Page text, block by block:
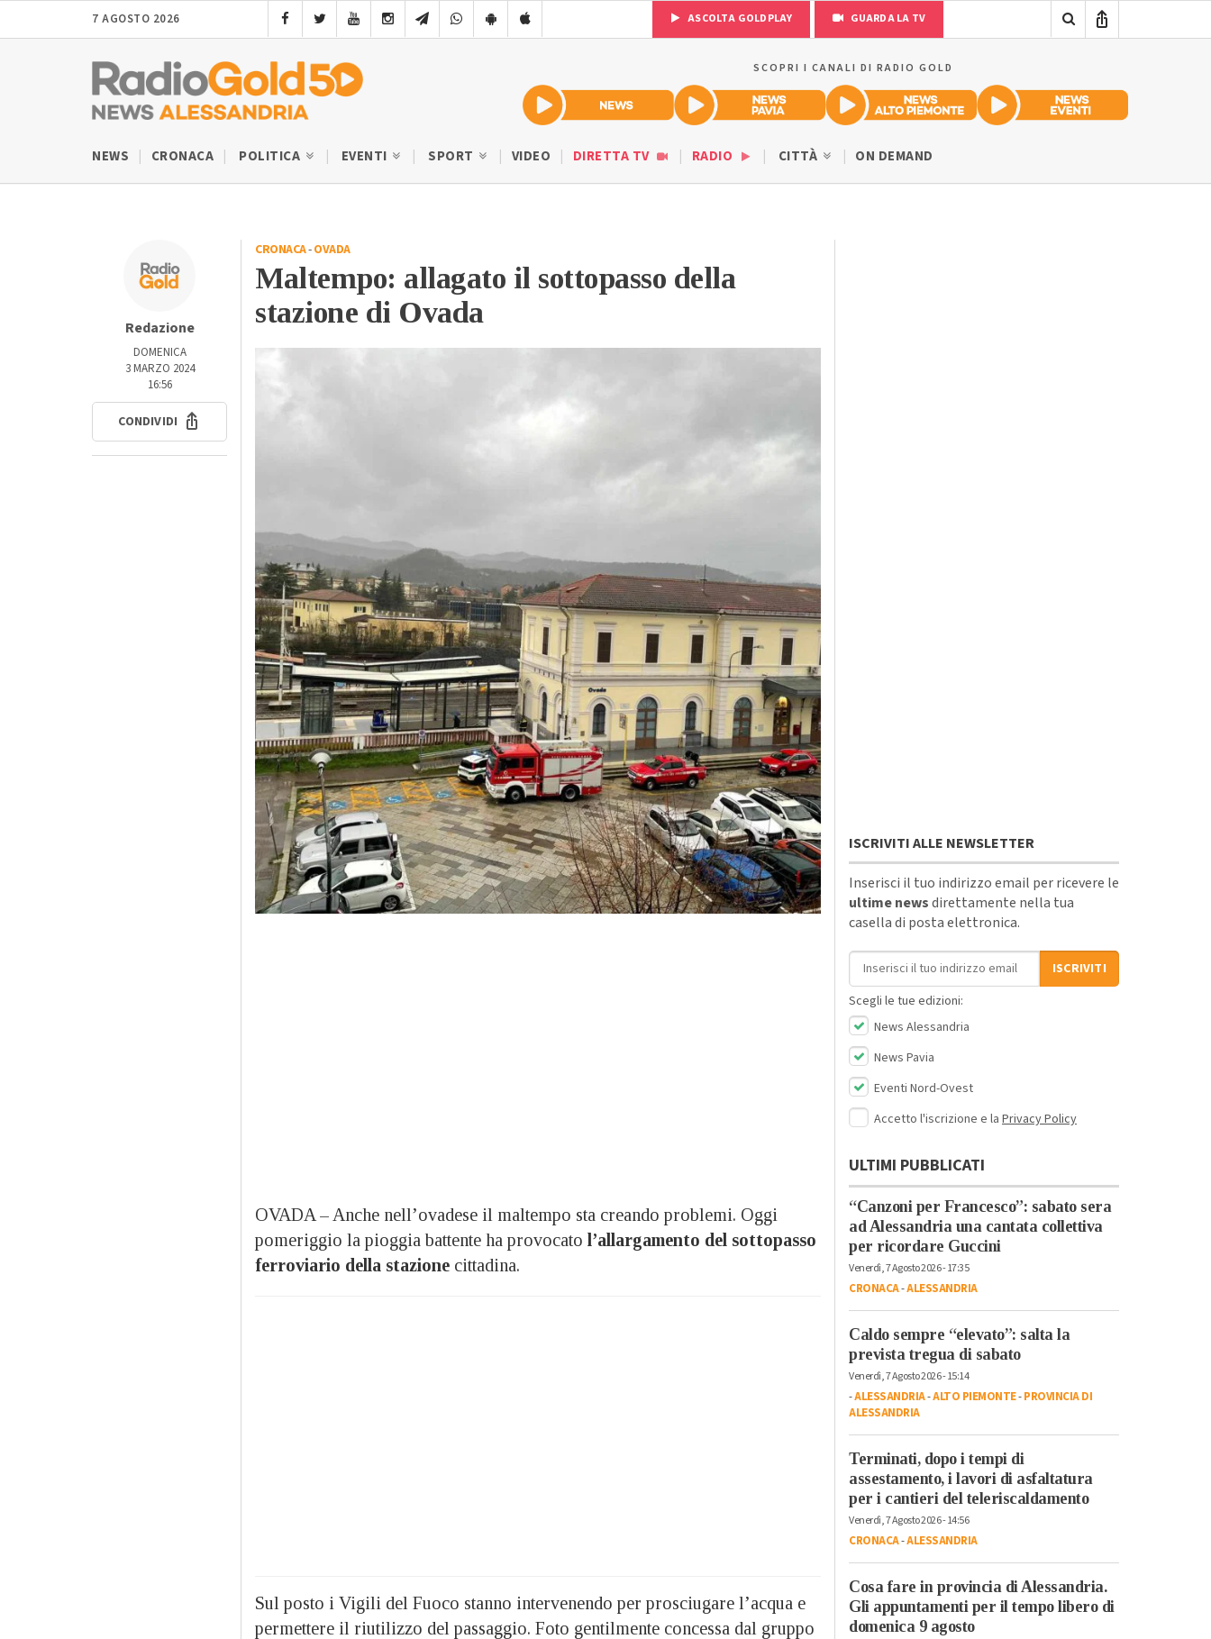
7 AGOSTO 2026 ASCOLTA GOLDPLAY GUARDA LA TV
SCOPRI I CANALI DI RADIO GOLD
NEWS CRONACA POLITICA EVENTI SPORT VIDEO DIRETTA TV RADIO CITTÀ ON DEMAND
Redazione
DOMENICA
3 MARZO 2024
16:56
CONDIVIDI
CRONACA-OVADA
Maltempo: allagato il sottopasso della
stazione di Ovada
OVADA – Anche nell’ovadese il maltempo sta creando problemi. Oggi
pomeriggio la pioggia battente ha provocato l’allargamento del sottopasso
ferroviario della stazione cittadina.
Sul posto i Vigili del Fuoco stanno intervenendo per prosciugare l’acqua e
permettere il riutilizzo del passaggio. Foto gentilmente concessa dal gruppo
ISCRIVITI ALLE NEWSLETTER
Inserisci il tuo indirizzo email per ricevere le
ultime newsdirettamente nella tua
casella di posta elettronica.
Indirizzo email
ISCRIVITI
Scegli le tue edizioni:
News Alessandria
News Pavia
Eventi Nord-Ovest
Accetto l'iscrizione e la Privacy Policy
ULTIMI PUBBLICATI
“Canzoni per Francesco”: sabato sera
ad Alessandria una cantata collettiva
per ricordare Guccini
Venerdì, 7 Agosto 2026 - 17:35
CRONACA-ALESSANDRIA
Caldo sempre “elevato”: salta la
prevista tregua di sabato
Venerdì, 7 Agosto 2026 - 15:14
-ALESSANDRIA-ALTO PIEMONTE-PROVINCIA DI
ALESSANDRIA
Terminati, dopo i tempi di
assestamento, i lavori di asfaltatura
per i cantieri del teleriscaldamento
Venerdì, 7 Agosto 2026 - 14:56
CRONACA-ALESSANDRIA
Cosa fare in provincia di Alessandria.
Gli appuntamenti per il tempo libero di
domenica 9 agosto